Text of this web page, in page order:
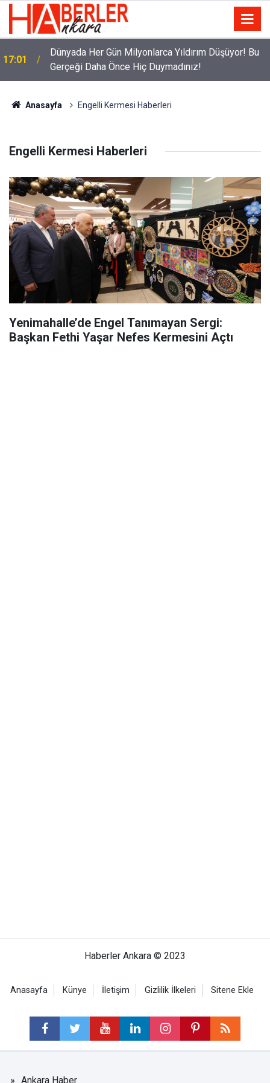
17:01
Dünyada Her Gün Milyonlarca Yıldırım Düşüyor! Bu
Gerçeği Daha Önce Hiç Duymadınız!
Anasayfa Engelli Kermesi Haberleri
Engelli Kermesi Haberleri
Yenimahalle’de Engel Tanımayan Sergi:
Başkan Fethi Yaşar Nefes Kermesini Açtı
Haberler Ankara © 2023
Anasayfa Künye İletişim Gizlilik İlkeleri Sitene Ekle
Ankara Haber